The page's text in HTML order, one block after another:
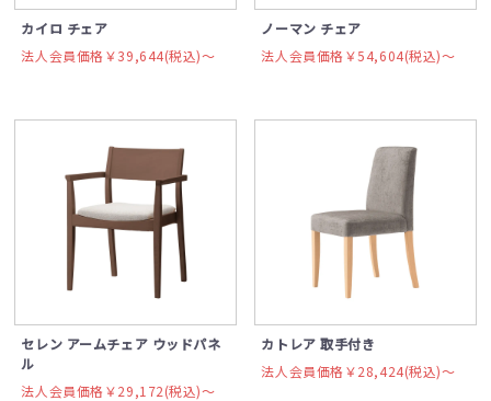
カイロ チェア
法人会員価格￥39,644(税込)〜
ノーマン チェア
法人会員価格￥54,604(税込)〜
セレン アームチェア ウッドパネ
ル
法人会員価格￥29,172(税込)〜
カトレア 取手付き
法人会員価格￥28,424(税込)〜